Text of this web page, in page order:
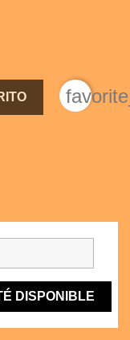
DISPONIBLE